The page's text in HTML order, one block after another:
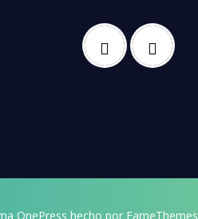
OnePress hecho por FameThemes